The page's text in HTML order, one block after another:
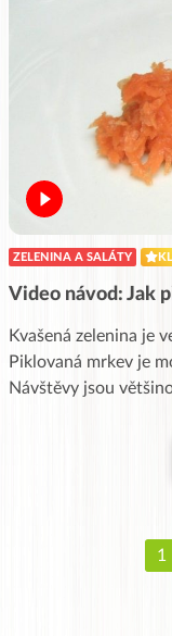
ZELENINA A SALÁTY
Video návod: Jak
Kvašená zelenina je
Piklovaná mrkev je
Návštěvy jsou
1